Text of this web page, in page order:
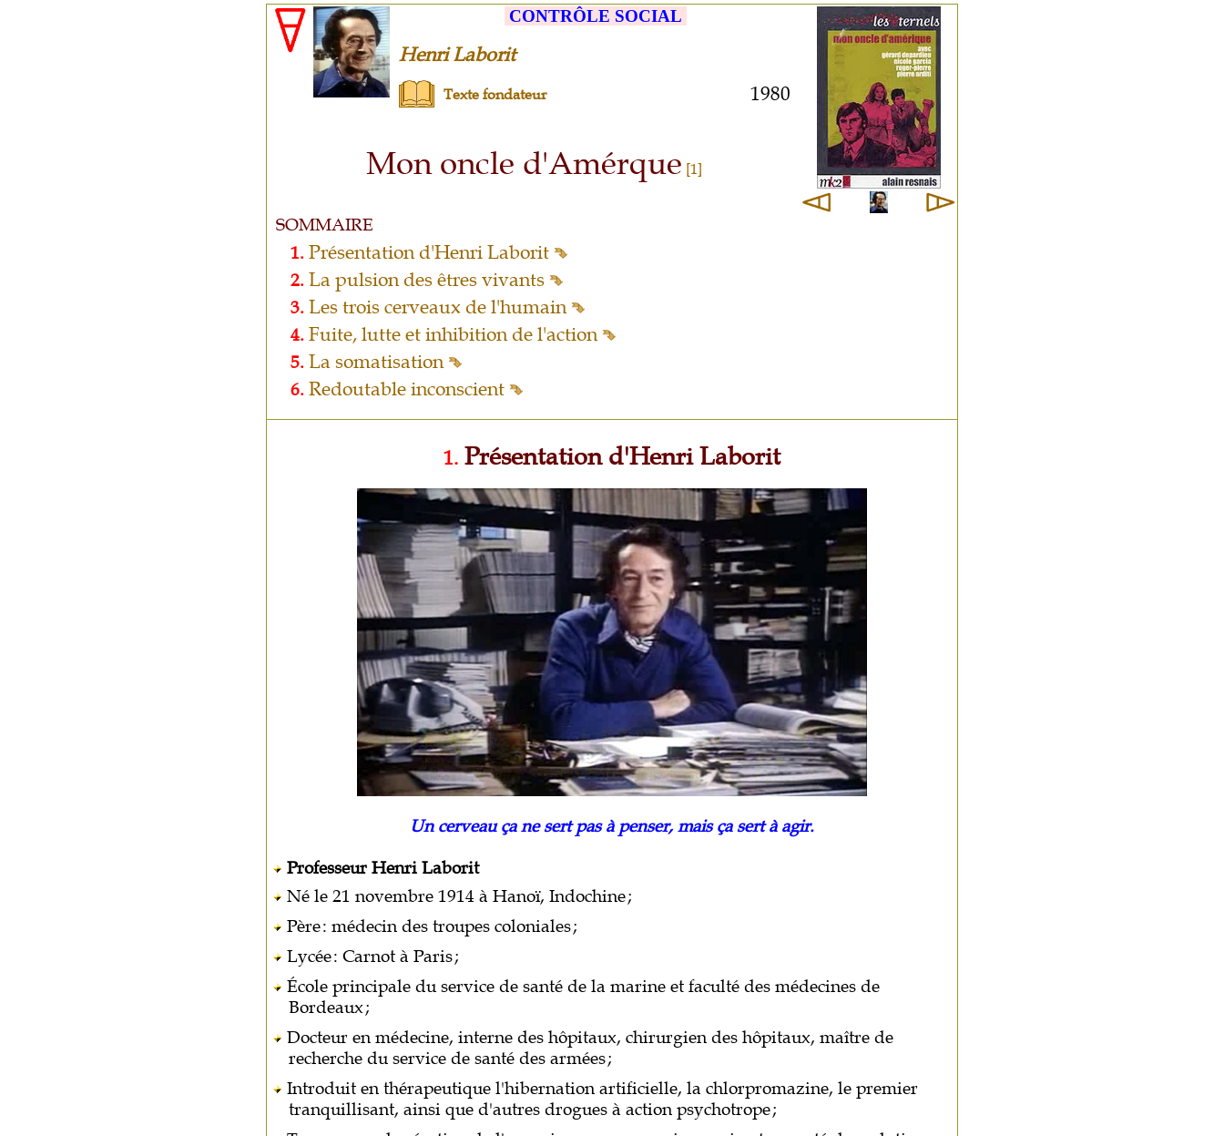
CONTRÔLE SOCIAL
Henri Laborit
Texte fondateur 1980
Mon oncle d'Amérque [1]
SOMMAIRE
1. Présentation d'Henri Laborit
2. La pulsion des êtres vivants
3. Les trois cerveaux de l'humain
4. Fuite, lutte et inhibition de l'action
5. La somatisation
6. Redoutable inconscient
1. Présentation d'Henri Laborit
Un cerveau ça ne sert pas à penser, mais ça sert à agir.
Professeur Henri Laborit
Né le 21 novembre 1914 à Hanoï, Indochine;
Père: médecin des troupes coloniales;
Lycée: Carnot à Paris;
École principale du service de santé de la marine et faculté des médecines de
Bordeaux;
Docteur en médecine, interne des hôpitaux, chirurgien des hôpitaux, maître de
recherche du service de santé des armées;
Introduit en thérapeutique l'hibernation artificielle, la chlorpromazine, le premier
tranquillisant, ainsi que d'autres drogues à action psychotrope;